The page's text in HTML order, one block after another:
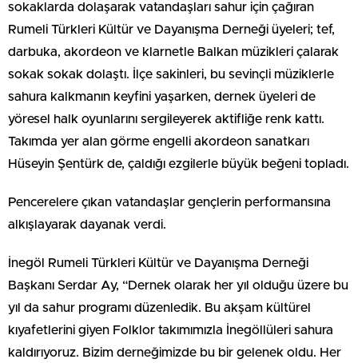
sokaklarda dolaşarak vatandaşları sahur için çağıran
Rumeli Türkleri Kültür ve Dayanışma Derneği üyeleri; tef,
darbuka, akordeon ve klarnetle Balkan müzikleri çalarak
sokak sokak dolaştı. İlçe sakinleri, bu sevinçli müziklerle
sahura kalkmanın keyfini yaşarken, dernek üyeleri de
yöresel halk oyunlarını sergileyerek aktifliğe renk kattı.
Takımda yer alan görme engelli akordeon sanatkarı
Hüseyin Şentürk de, çaldığı ezgilerle büyük beğeni topladı.
Pencerelere çıkan vatandaşlar gençlerin performansına
alkışlayarak dayanak verdi.
İnegöl Rumeli Türkleri Kültür ve Dayanışma Derneği
Başkanı Serdar Ay, “Dernek olarak her yıl olduğu üzere bu
yıl da sahur programı düzenledik. Bu akşam kültürel
kıyafetlerini giyen Folklor takımımızla İnegöllüleri sahura
kaldırıyoruz. Bizim derneğimizde bu bir gelenek oldu. Her